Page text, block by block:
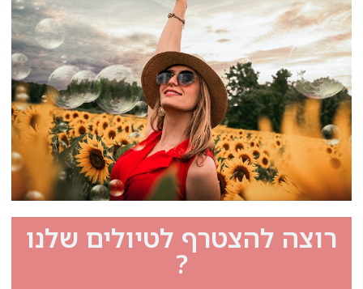
רוצה להצטרף לטיולים שלנו
?